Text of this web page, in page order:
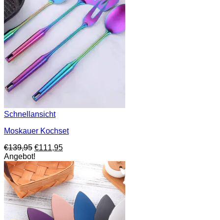
Schnellansicht
Moskauer Kochset
€139,95 Ursprünglicher
Preis
war:
€139,95
€111,95Aktueller
ist:
€111,95.
Angebot!